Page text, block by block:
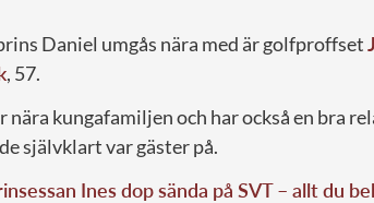
Daniel umgås nära med är golfproffset
, 57.
nära kungafamiljen och har också en bra
självklart var gäster på.
Ines dop sända på SVT – allt du